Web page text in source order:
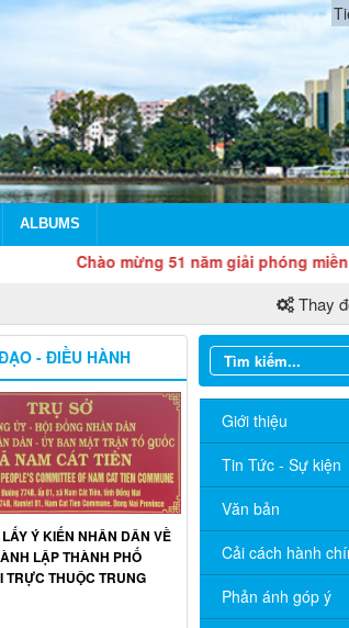
ALBUMS
Chào mừng 51 năm giải phóng miền nam
Thay
Giới thiệu
Tin Tức - Sự kiện
Văn bản
Cải cách hành
Phản ánh góp ý
THÔNG BÁO
KHỎE ĐỊNH KỲ
ĐỘNG NĂM 2026
- ĐIỀU HÀNH
Ý KIẾN NHÂN DÂN VỀ
LẬP THÀNH PHỐ
TRỰC THUỘC TRUNG